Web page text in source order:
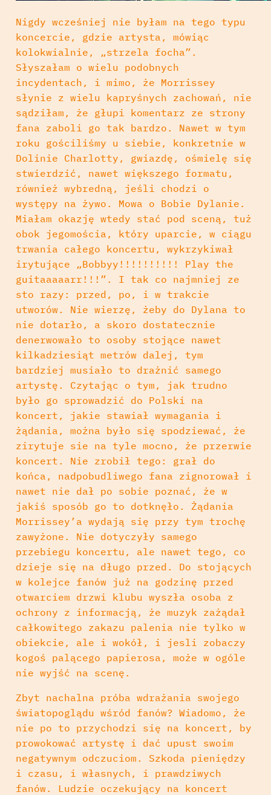
Nigdy wcześniej nie byłam na tego typu
koncercie, gdzie artysta, mówiąc
kolokwialnie, „strzela focha”.
Słyszałam o wielu podobnych
incydentach, i mimo, że Morrissey
słynie z wielu kapryśnych zachowań, nie
sądziłam, że głupi komentarz ze strony
fana zaboli go tak bardzo. Nawet w tym
roku gościliśmy u siebie, konkretnie w
Dolinie Charlotty, gwiazdę, ośmielę się
stwierdzić, nawet większego formatu,
również wybredną, jeśli chodzi o
występy na żywo. Mowa o Bobie Dylanie.
Miałam okazję wtedy stać pod sceną, tuż
obok jegomościa, który uparcie, w ciągu
trwania całego koncertu, wykrzykiwał
irytujące „Bobbyy!!!!!!!!!! Play the
guitaaaaarr!!!”. I tak co najmniej ze
sto razy: przed, po, i w trakcie
utworów. Nie wierzę, żeby do Dylana to
nie dotarło, a skoro dostatecznie
denerwowało to osoby stojące nawet
kilkadziesiąt metrów dalej, tym
bardziej musiało to drażnić samego
artystę. Czytając o tym, jak trudno
było go sprowadzić do Polski na
koncert, jakie stawiał wymagania i
żądania, można było się spodziewać, że
zirytuje sie na tyle mocno, że przerwie
koncert. Nie zrobił tego: grał do
końca, nadpobudliwego fana zignorował i
nawet nie dał po sobie poznać, że w
jakiś sposób go to dotknęło. Żądania
Morrissey’a wydają się przy tym trochę
zawyżone. Nie dotyczyły samego
przebiegu koncertu, ale nawet tego, co
dzieje się na długo przed. Do stojących
w kolejce fanów już na godzinę przed
otwarciem drzwi klubu wyszła osoba z
ochrony z informacją, że muzyk zażądał
całkowitego zakazu palenia nie tylko w
obiekcie, ale i wokół, i jesli zobaczy
kogoś palącego papierosa, może w ogóle
nie wyjść na scenę.
Zbyt nachalna próba wdrażania swojego
światopoglądu wśród fanów? Wiadomo, że
nie po to przychodzi się na koncert, by
prowokować artystę i dać upust swoim
negatywnym odczuciom. Szkoda pieniędzy
i czasu, i własnych, i prawdziwych
fanów. Ludzie oczekujący na koncert